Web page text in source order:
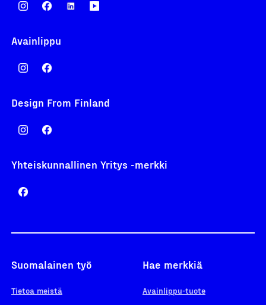
Avainlippu
Design From Finland
Yhteiskunnallinen Yritys -merkki
Suomalainen työ
Tietoa meistä
Hae merkkiä
Avainlippu-tuote